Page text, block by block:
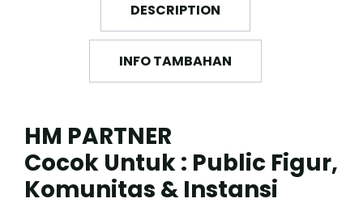
DESCRIPTION
INFO TAMBAHAN
HM PARTNER
Cocok Untuk : Public Figur,
Komunitas & Instansi